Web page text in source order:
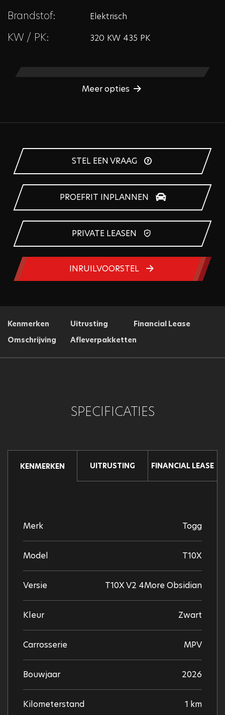
Brandstof: Elektrisch
KW / PK: 320 KW 435 PK
Meer opties
STEL EEN VRAAG
PROEFRIT INPLANNEN
PRIVATE LEASEN
INRUILVOORSTEL
Kenmerken Uitrusting
Financial Lease
Omschrijving
Afleverpakketten
SPECIFICATIES
KENMERKEN UITRUSTING FINANCIAL LEASE
Merk Togg
Model T10X
Versie T10X V2 4More Obsidian
Kleur Zwart
Carrosserie MPV
Bouwjaar 2026
Kilometerstand 1 km